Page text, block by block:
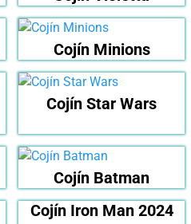
Cojín Minions
Cojín Star Wars
Cojín Batman
Cojín Iron Man 2024